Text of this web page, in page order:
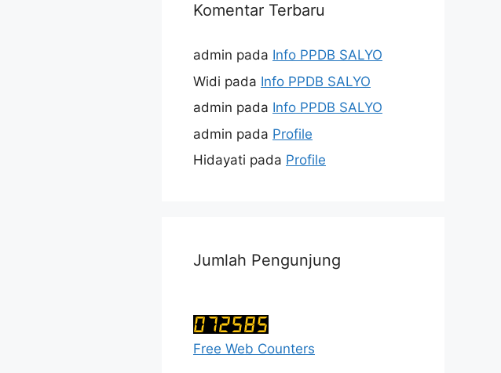
Komentar Terbaru
admin pada Info PPDB SALYO
Widi pada Info PPDB SALYO
admin pada Info PPDB SALYO
admin pada Profile
Hidayati pada Profile
Jumlah Pengunjung
Free Web Counters